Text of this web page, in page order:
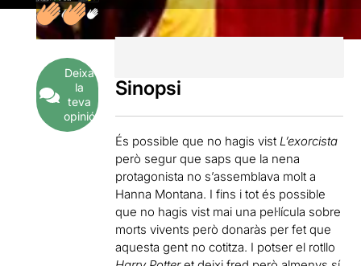
Deixa
la
teva
opinió
Sinopsi
És possible que no hagis vistL’exorcista
però segur que saps que la nena
protagonista no s’assemblava molt a
Hanna Montana. I fins i tot és possible
que no hagis vist mai una pel·lícula sobre
morts vivents però donaràs per fet que
aquesta gent no cotitza. I potser el rotllo